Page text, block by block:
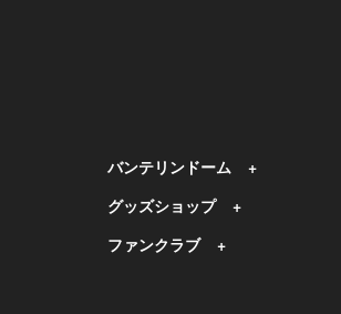
バンテリンドーム
グッズショップ
ファンクラブ